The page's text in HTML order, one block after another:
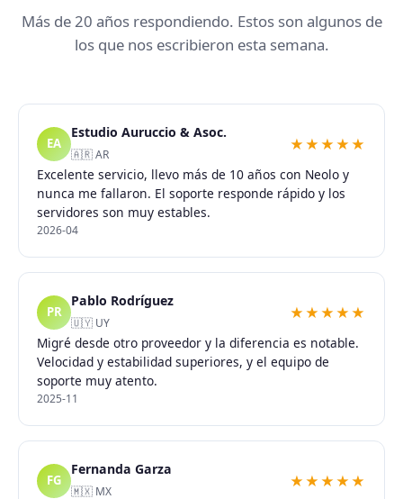
Más de 20 años respondiendo. Estos son algunos de
los que nos escribieron esta semana.
EA
Estudio Auruccio & Asoc.
🇦🇷 AR
★★★★★
Excelente servicio, llevo más de 10 años con Neolo y
nunca me fallaron. El soporte responde rápido y los
servidores son muy estables.
2026-04
PR
Pablo Rodríguez
🇺🇾 UY
★★★★★
Migré desde otro proveedor y la diferencia es notable.
Velocidad y estabilidad superiores, y el equipo de
soporte muy atento.
2025-11
FG
Fernanda Garza
🇲🇽 MX
★★★★★